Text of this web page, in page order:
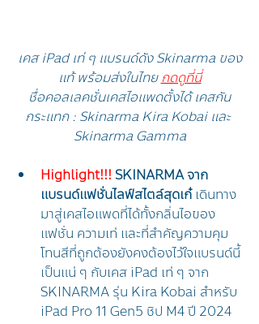
เคส iPad เท่ ๆ แบรนด์ดัง Skinarma ของ
แท้ พร้อมส่งในไทย กดดูที่นี่
ชื่อคอลเลคชั่นเคสไอแพดตั้งได้ เคสกัน
กระแทก : Skinarma Kira Kobai และ
Skinarma Gamma
Highlight!!! SKINARMA จาก
แบรนด์แฟชั่นไลฟ์สไตล์สุดเก๋ เดินทาง
มาสู่เคสไอแพดที่ได้ทั้งกลิ่นไอของ
แฟชั่น ความเท่ และที่สำคัญความคุม
โทนสีที่ถูกต้องยังคงต้องไว้ใจแบรนด์นี้
เป็นแน่ ๆ กับเคส iPad เท่ ๆ จาก
SKINARMA รุ่น Kira Kobai สำหรับ
iPad Pro 11 Gen5 ชิป M4 ปี 2024